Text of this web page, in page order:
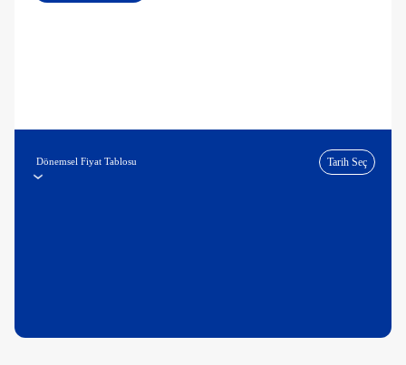
Dönemsel Fiyat Tablosu Tarih Seç